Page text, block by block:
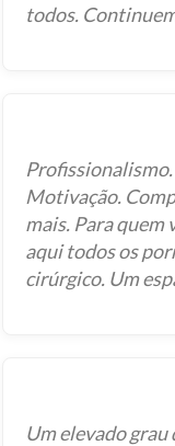
todos.
Motivação.
mais. Para quem
aqui todos os
cirúrgico. Um
Um elevado